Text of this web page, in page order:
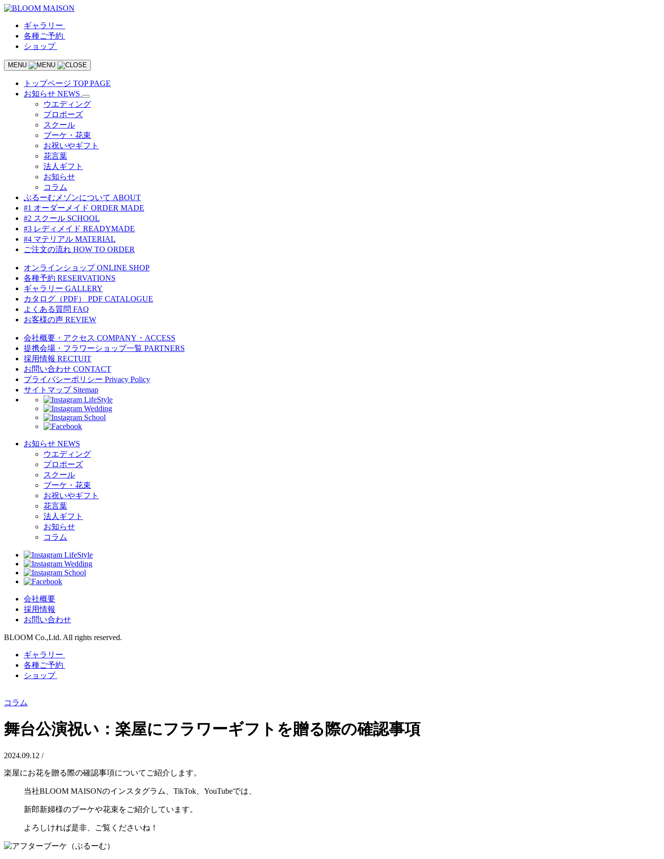
ギャラリー
各種ご予約
ショップ
MENU
トップページ TOP PAGE
お知らせ NEWS
ウエディング
プロポーズ
スクール
ブーケ・花束
お祝いやギフト
花言葉
法人ギフト
お知らせ
コラム
ぶるーむメゾンについて ABOUT
#1 オーダーメイド ORDER MADE
#2 スクール SCHOOL
#3 レディメイド READYMADE
#4 マテリアル MATERIAL
ご注文の流れ HOW TO ORDER
オンラインショップ ONLINE SHOP
各種予約 RESERVATIONS
ギャラリー GALLERY
カタログ（PDF）
PDF CATALOGUE
よくある質問 FAQ
お客様の声 REVIEW
会社概要・アクセス COMPANY・ACCESS
提携会場・フラワーショップ一覧 PARTNERS
採用情報 RECTUIT
お問い合わせ CONTACT
プライバシーポリシー Privacy Policy
サイトマップ Sitemap
LifeStyle
Wedding
School
お知らせ NEWS
ウエディング
プロポーズ
スクール
ブーケ・花束
お祝いやギフト
花言葉
法人ギフト
お知らせ
コラム
LifeStyle
Wedding
School
会社概要
採用情報
お問い合わせ
BLOOM Co.,Ltd. All rights reserved.
ギャラリー
各種ご予約
ショップ
コラム
舞台公演祝い：楽屋にフラワーギフトを贈る際の確認事項
2024.09.12 /
楽屋にお花を贈る際の確認事項についてご紹介します。
当社BLOOM MAISONのインスタグラム、TikTok、YouTubeでは、
新郎新婦様のブーケや花束をご紹介しています。
よろしければ是非、ご覧くださいね！